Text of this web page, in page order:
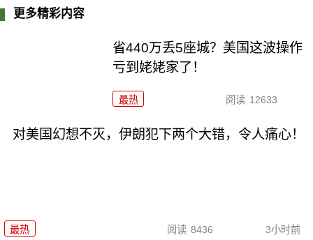
更多精彩内容
省440万丢5座城？美国这波操作
亏到姥姥家了！
最热 阅读 12633
对美国幻想不灭，伊朗犯下两个大错，令人痛心！
最热 阅读 8436 3小时前